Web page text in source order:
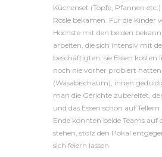
Küchenset (Töpfe, Pfannen
Rösle bekamen. Für die Kinder
Höchste mit den beiden
arbeiten, die sich intensiv mit
beschäftigten, sie Essen kosten
noch nie vorher probiert hatten
(Wasabischaum), ihnen
man die Gerichte zubereitet,
und das Essen schön auf
Ende konnten beide Teams auf
stehen, stolz den Pokal
sich feiern lassen